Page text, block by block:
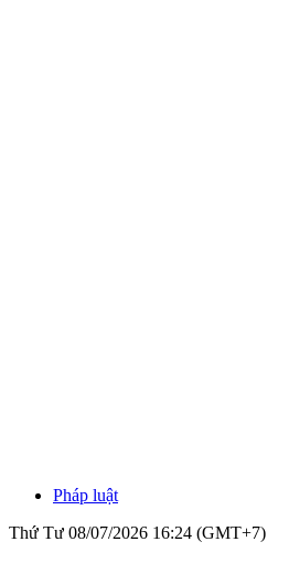
Pháp luật
Thứ Tư 08/07/2026 16:24 (GMT+7)